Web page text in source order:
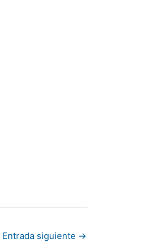
Entrada siguiente →